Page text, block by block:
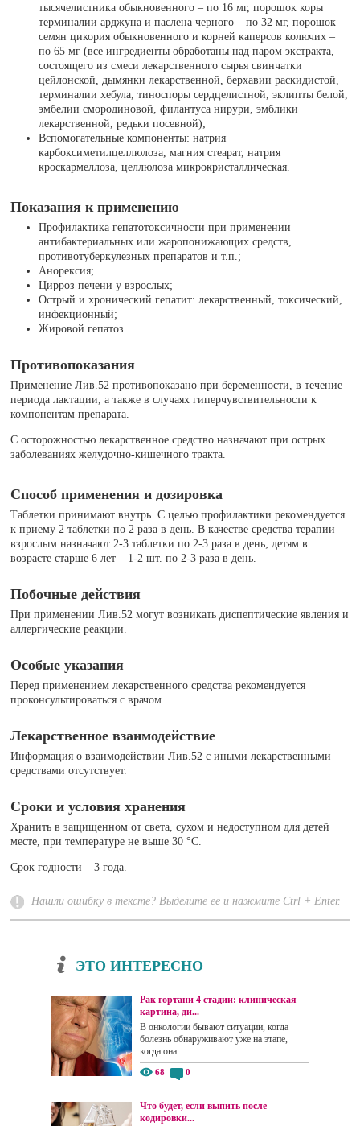
тысячелистника обыкновенного – по 16 мг, порошок коры
терминалии арджуна и паслена черного – по 32 мг, порошок
семян цикория обыкновенного и корней каперсов колючих –
по 65 мг (все ингредиенты обработаны над паром экстракта,
состоящего из смеси лекарственного сырья свинчатки
цейлонской, дымянки лекарственной, берхавии раскидистой,
терминалии хебула, тиноспоры сердцелистной, эклипты белой,
эмбелии смородиновой, филантуса нирури, эмблики
лекарственной, редьки посевной);
Вспомогательные компоненты: натрия
карбоксиметилцеллюлоза, магния стеарат, натрия
кроскармеллоза, целлюлоза микрокристаллическая.
Показания к применению
Профилактика гепатотоксичности при применении
антибактериальных или жаропонижающих средств,
противотуберкулезных препаратов и т.п.;
Анорексия;
Цирроз печени у взрослых;
Острый и хронический гепатит: лекарственный, токсический,
инфекционный;
Жировой гепатоз.
Противопоказания
Применение Лив.52 противопоказано при беременности, в течение
периода лактации, а также в случаях гиперчувствительности к
компонентам препарата.
С осторожностью лекарственное средство назначают при острых
заболеваниях желудочно-кишечного тракта.
Способ применения и дозировка
Таблетки принимают внутрь. С целью профилактики рекомендуется
к приему 2 таблетки по 2 раза в день. В качестве средства терапии
взрослым назначают 2-3 таблетки по 2-3 раза в день; детям в
возрасте старше 6 лет – 1-2 шт. по 2-3 раза в день.
Побочные действия
При применении Лив.52 могут возникать диспептические явления и
аллергические реакции.
Особые указания
Перед применением лекарственного средства рекомендуется
проконсультироваться с врачом.
Лекарственное взаимодействие
Информация о взаимодействии Лив.52 с иными лекарственными
средствами отсутствует.
Сроки и условия хранения
Хранить в защищенном от света, сухом и недоступном для детей
месте, при температуре не выше 30 °С.
Срок годности – 3 года.
Нашли ошибку в тексте? Выделите ее и нажмите Ctrl + Enter.
ЭТО ИНТЕРЕСНО
Рак гортани 4 стадии: клиническая
картина, ди...
В онкологии бывают ситуации, когда
болезнь обнаруживают уже на этапе,
когда она ...
68 0
Что будет, если выпить после
кодировки...